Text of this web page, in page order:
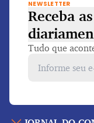
NEWSLETTER
Receba
Tudo que